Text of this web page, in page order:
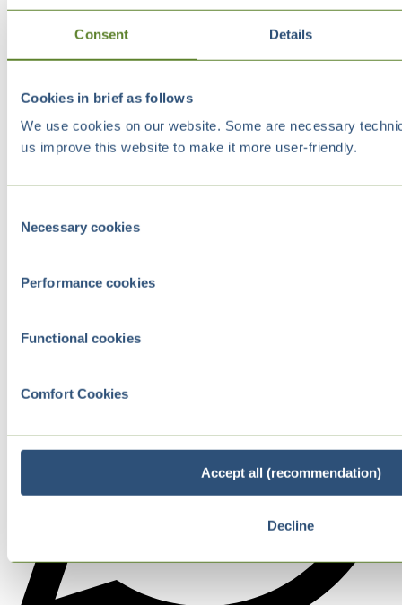
Consent Details
Cookies in brief as follows
We use cookies on our website. Some are necessary
us improve this website to make it more user-friendly.
Selection
Necessary cookies
Performance cookies
Functional cookies
Comfort Cookies
Accept all (recommendation)
Decline